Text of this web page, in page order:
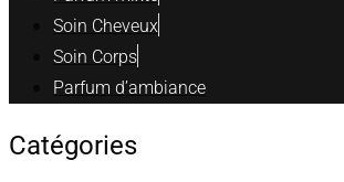
Soin Cheveux
Soin Corps
Parfum d’ambiance
Catégories